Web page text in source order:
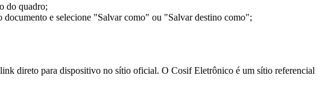
do quadro;
documento e selecione "Salvar como" ou "Salvar destino como";
direto para dispositivo no sítio oficial. O Cosif Eletrônico é um sítio referencial